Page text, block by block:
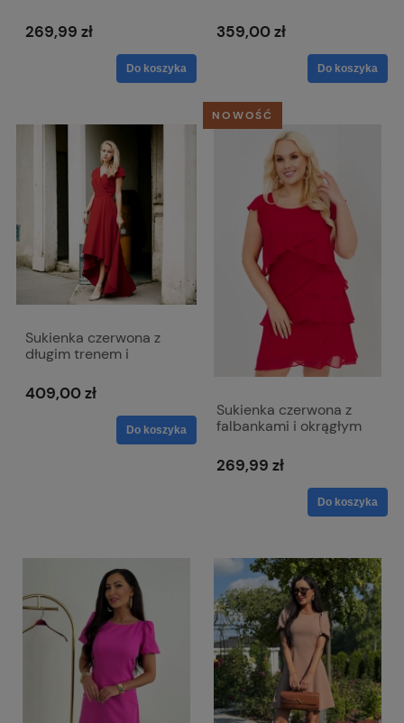
269,99 zł
Do koszyka
Victoria
359,00 zł
Do koszyka
Sukienka czerwona z
długim trenem i
Selena
409,00 zł
Do koszyka
Sukienka czerwona z
falbankami i okrągłym
269,99 zł
Do koszyka
NOWOŚĆ